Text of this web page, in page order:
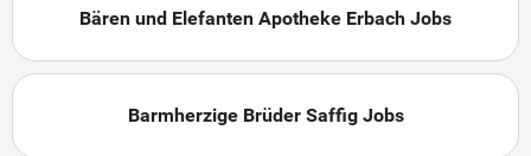
Bären und Elefanten Apotheke Erbach Jobs
Barmherzige Brüder Saffig Jobs